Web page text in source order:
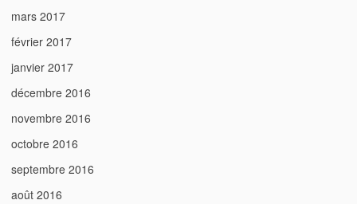
mars 2017
février 2017
janvier 2017
décembre 2016
novembre 2016
octobre 2016
septembre 2016
août 2016